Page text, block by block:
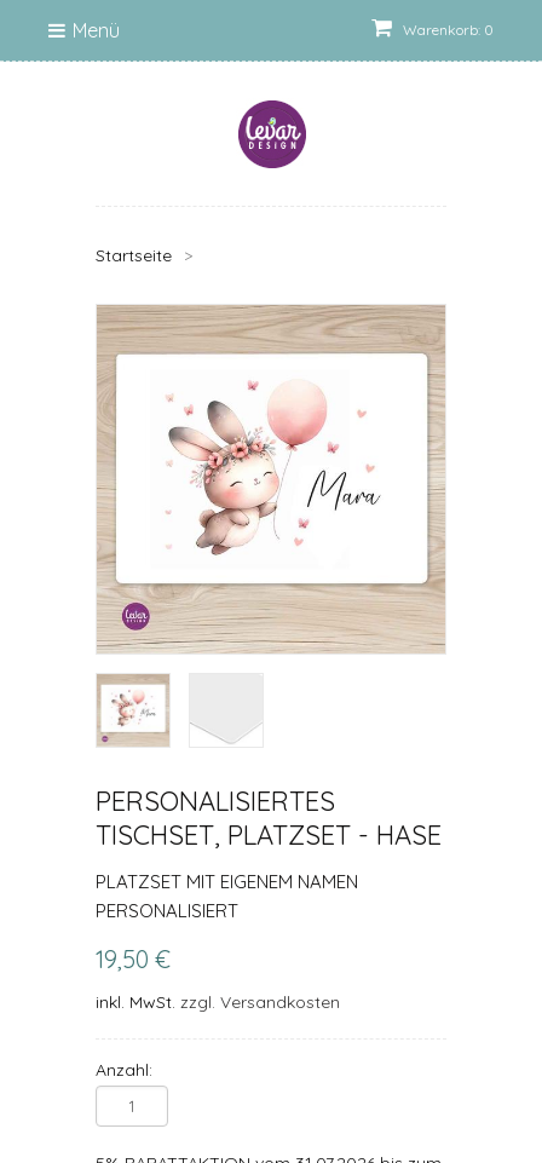
Warenkorb: 0
Menü
Startseite >
PERSONALISIERTES
TISCHSET, PLATZSET - HASE
PLATZSET MIT EIGENEM NAMEN
PERSONALISIERT
19,50 €
inkl. MwSt. zzgl. Versandkosten
Anzahl: